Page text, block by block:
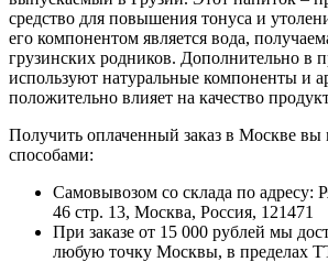
средство для повышения тонуса и
его компонентом является вода,
грузинских родников. Дополнительно в
используют натуральные компоненты и
положительно влияет на качество
Получить оплаченный заказ в Москве
способами:
Самовывозом со склада по адресу:
46 стр. 13, Москва, Россия, 121471
При заказе от 15 000 рублей мы
любую точку Москвы, в пределах